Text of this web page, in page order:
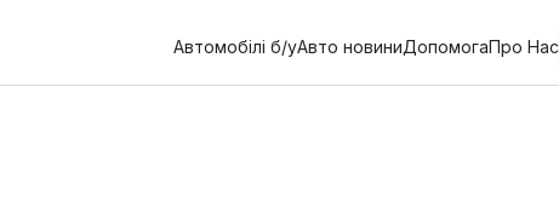
Автомобілі б/уАвто новиниДопомогаПро Нас